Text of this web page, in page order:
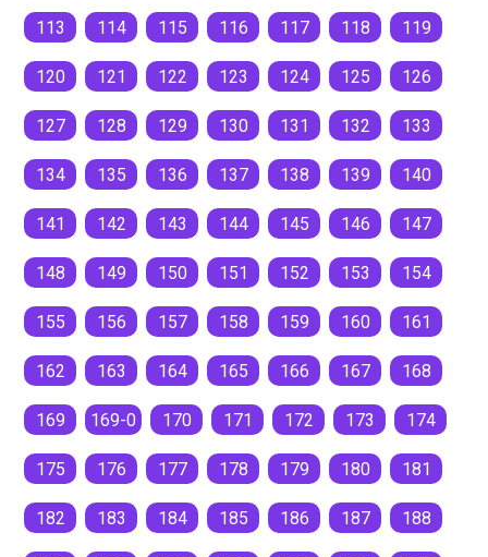
113 114 115 116 117 118 119
120 121 122 123 124 125 126
127 128 129 130 131 132 133
134 135 136 137 138 139 140
141 142 143 144 145 146 147
148 149 150 151 152 153 154
155 156 157 158 159 160 161
162 163 164 165 166 167 168
169 169-0 170 171 172 173 174
175 176 177 178 179 180 181
182 183 184 185 186 187 188